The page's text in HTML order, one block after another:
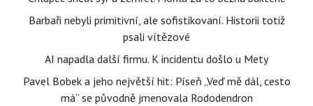
Barbaři nebyli primitivní, ale sofistikovaní. Historii totiž
psali vítězové
AI napadla další firmu. K incidentu došlo u Mety
Pavel Bobek a jeho největší hit: Píseň „Veď mě dál, cesto
má“ se původně jmenovala Rododendron